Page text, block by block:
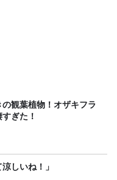
観葉植物！オザキフラ
ぎた！
しいね！」